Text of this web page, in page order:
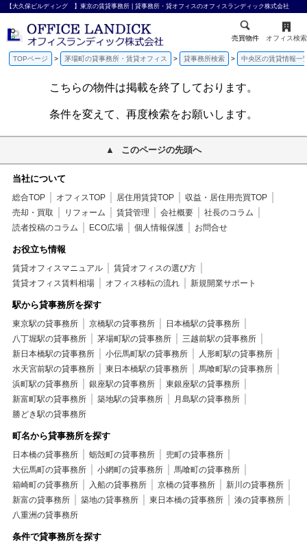
【大久保ビルディング 】東京の賃貸事務所 | 貸事務所・貸オフィスのオフィスランディック株式会社
売買物件 オフィス検索
TOPページ 茅場町の貸事務所・賃貸オフィス 貸事務所検索 中央区の賃貸情報一
こちらの物件は掲載を終了しております。
条件を変えて、再度検索をお願いします。
このページの先頭へ
当社について
総合TOP オフィスTOP 居住用賃貸TOP
収益・居住用売買TOP
売却・買取
リフォーム 賃貸管理 会社概要
社長のコラム
読者投稿のコラム
ECO広場 個人情報保護 お問合せ
お役立ち情報
賃貸オフィスマニュアル
賃貸オフィスの選び方
賃貸オフィス賃料相場
オフィス移転の流れ 新規開業サポート
駅から貸事務所を探す
東京駅の貸事務所 京橋駅の貸事務所
日本橋駅の貸事務所
八丁堀駅の貸事務所
茅場町駅の貸事務所
三越前駅の貸事務所
新日本橋駅の貸事務所
小伝馬町駅の貸事務所
人形町駅の貸事務所
水天宮前駅の貸事務所
東日本橋駅の貸事務所
馬喰町駅の貸事務所
浜町駅の貸事務所
銀座駅の貸事務所
東銀座駅の貸事務所
新富町駅の貸事務所
築地駅の貸事務所
月島駅の貸事務所
勝どき駅の貸事務所
町名から貸事務所を探す
日本橋の貸事務所 蛎殻町の貸事務所
兜町の貸事務所
大伝馬町の貸事務所
小網町の貸事務所
馬喰町の貸事務所
箱崎町の貸事務所
入船の貸事務所 京橋の貸事務所
新川の貸事務所
新富の貸事務所
築地の貸事務所 東日本橋の貸事務所
湊の貸事務所
八重洲の貸事務所
条件で貸事務所を探す